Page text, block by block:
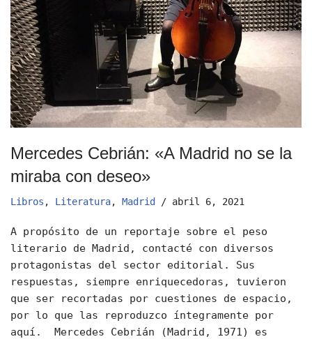
Mercedes Cebrián: «A Madrid no se la
miraba con deseo»
Libros , Literatura, Madrid abril 6, 2021
A propósito de un reportaje sobre el peso
literario de Madrid, contacté con diversos
protagonistas del sector editorial. Sus
respuestas, siempre enriquecedoras, tuvieron
que ser recortadas por cuestiones de espacio,
por lo que las reproduzco íntegramente por
aquí. Mercedes Cebrián (Madrid, 1971) es